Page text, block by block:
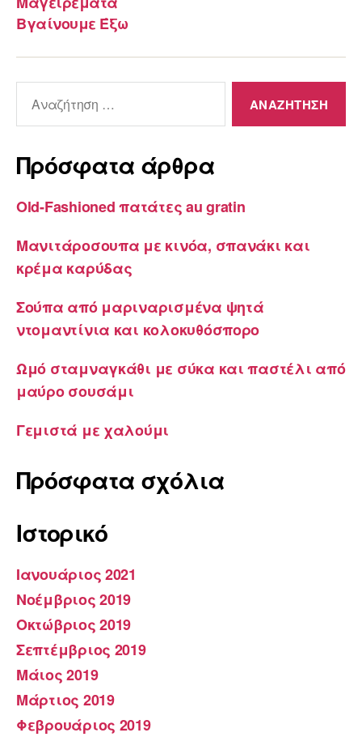
Βγαίνουμε Έξω
για:
Πρόσφατα άρθρα
Old-Fashioned πατάτες au gratin
Μανιτάροσουπα με κινόα, σπανάκι και
κρέμα καρύδας
Σούπα από μαριναρισμένα ψητά
ντομαντίνια και κολοκυθόσπορο
Ωμό σταμναγκάθι με σύκα και παστέλι από
μαύρο σουσάμι
Γεμιστά με χαλούμι
Πρόσφατα σχόλια
Ιστορικό
Ιανουάριος 2021
Νοέμβριος 2019
Οκτώβριος 2019
Σεπτέμβριος 2019
Μάιος 2019
Μάρτιος 2019
Φεβρουάριος 2019